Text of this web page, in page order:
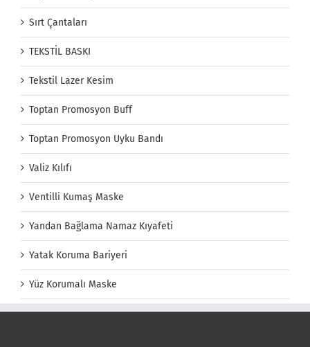
Sırt Çantaları
TEKSTİL BASKI
Tekstil Lazer Kesim
Toptan Promosyon Buff
Toptan Promosyon Uyku Bandı
Valiz Kılıfı
Ventilli Kumaş Maske
Yandan Bağlama Namaz Kıyafeti
Yatak Koruma Bariyeri
Yüz Korumalı Maske